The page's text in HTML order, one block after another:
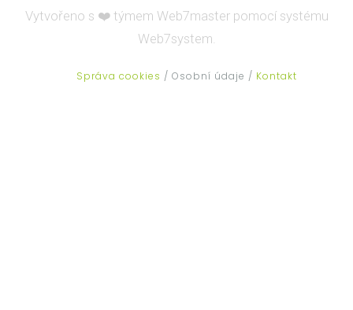
Vytvořeno s ❤️ týmem Web7master pomocí systému
Web7system.
Správa cookies / Osobní údaje / Kontakt